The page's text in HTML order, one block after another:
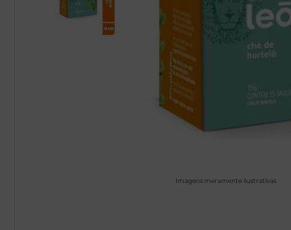
Imagens meramente ilustrativas